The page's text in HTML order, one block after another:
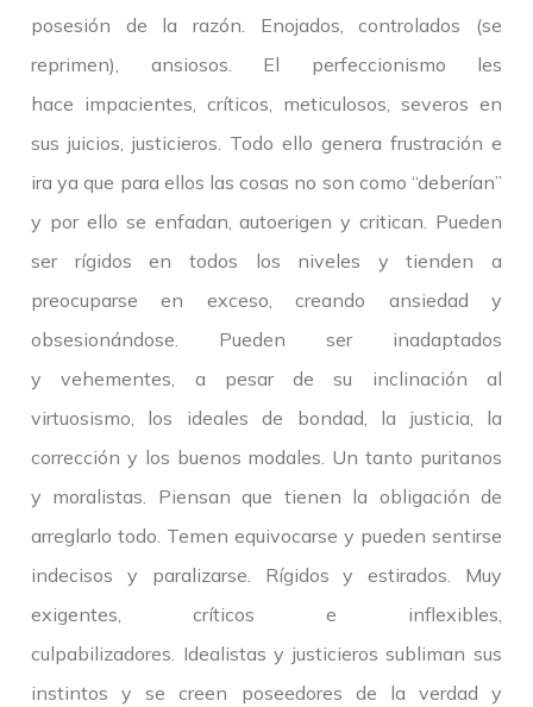
posesión de la razón. Enojados, controlados (se
reprimen), ansiosos. El perfeccionismo les
hace impacientes, críticos, meticulosos, severos en
sus juicios, justicieros. Todo ello genera frustración e
ira ya que para ellos las cosas no son como “deberían”
y por ello se enfadan, autoerigen y critican. Pueden
ser rígidos en todos los niveles y tienden a
preocuparse en exceso, creando ansiedad y
obsesionándose. Pueden ser inadaptados
y vehementes, a pesar de su inclinación al
virtuosismo, los ideales de bondad, la justicia, la
corrección y los buenos modales. Un tanto puritanos
y moralistas. Piensan que tienen la obligación de
arreglarlo todo. Temen equivocarse y pueden sentirse
indecisos y paralizarse. Rígidos y estirados. Muy
exigentes, críticos e inflexibles,
culpabilizadores. Idealistas y justicieros subliman sus
instintos y se creen poseedores de la verdad y